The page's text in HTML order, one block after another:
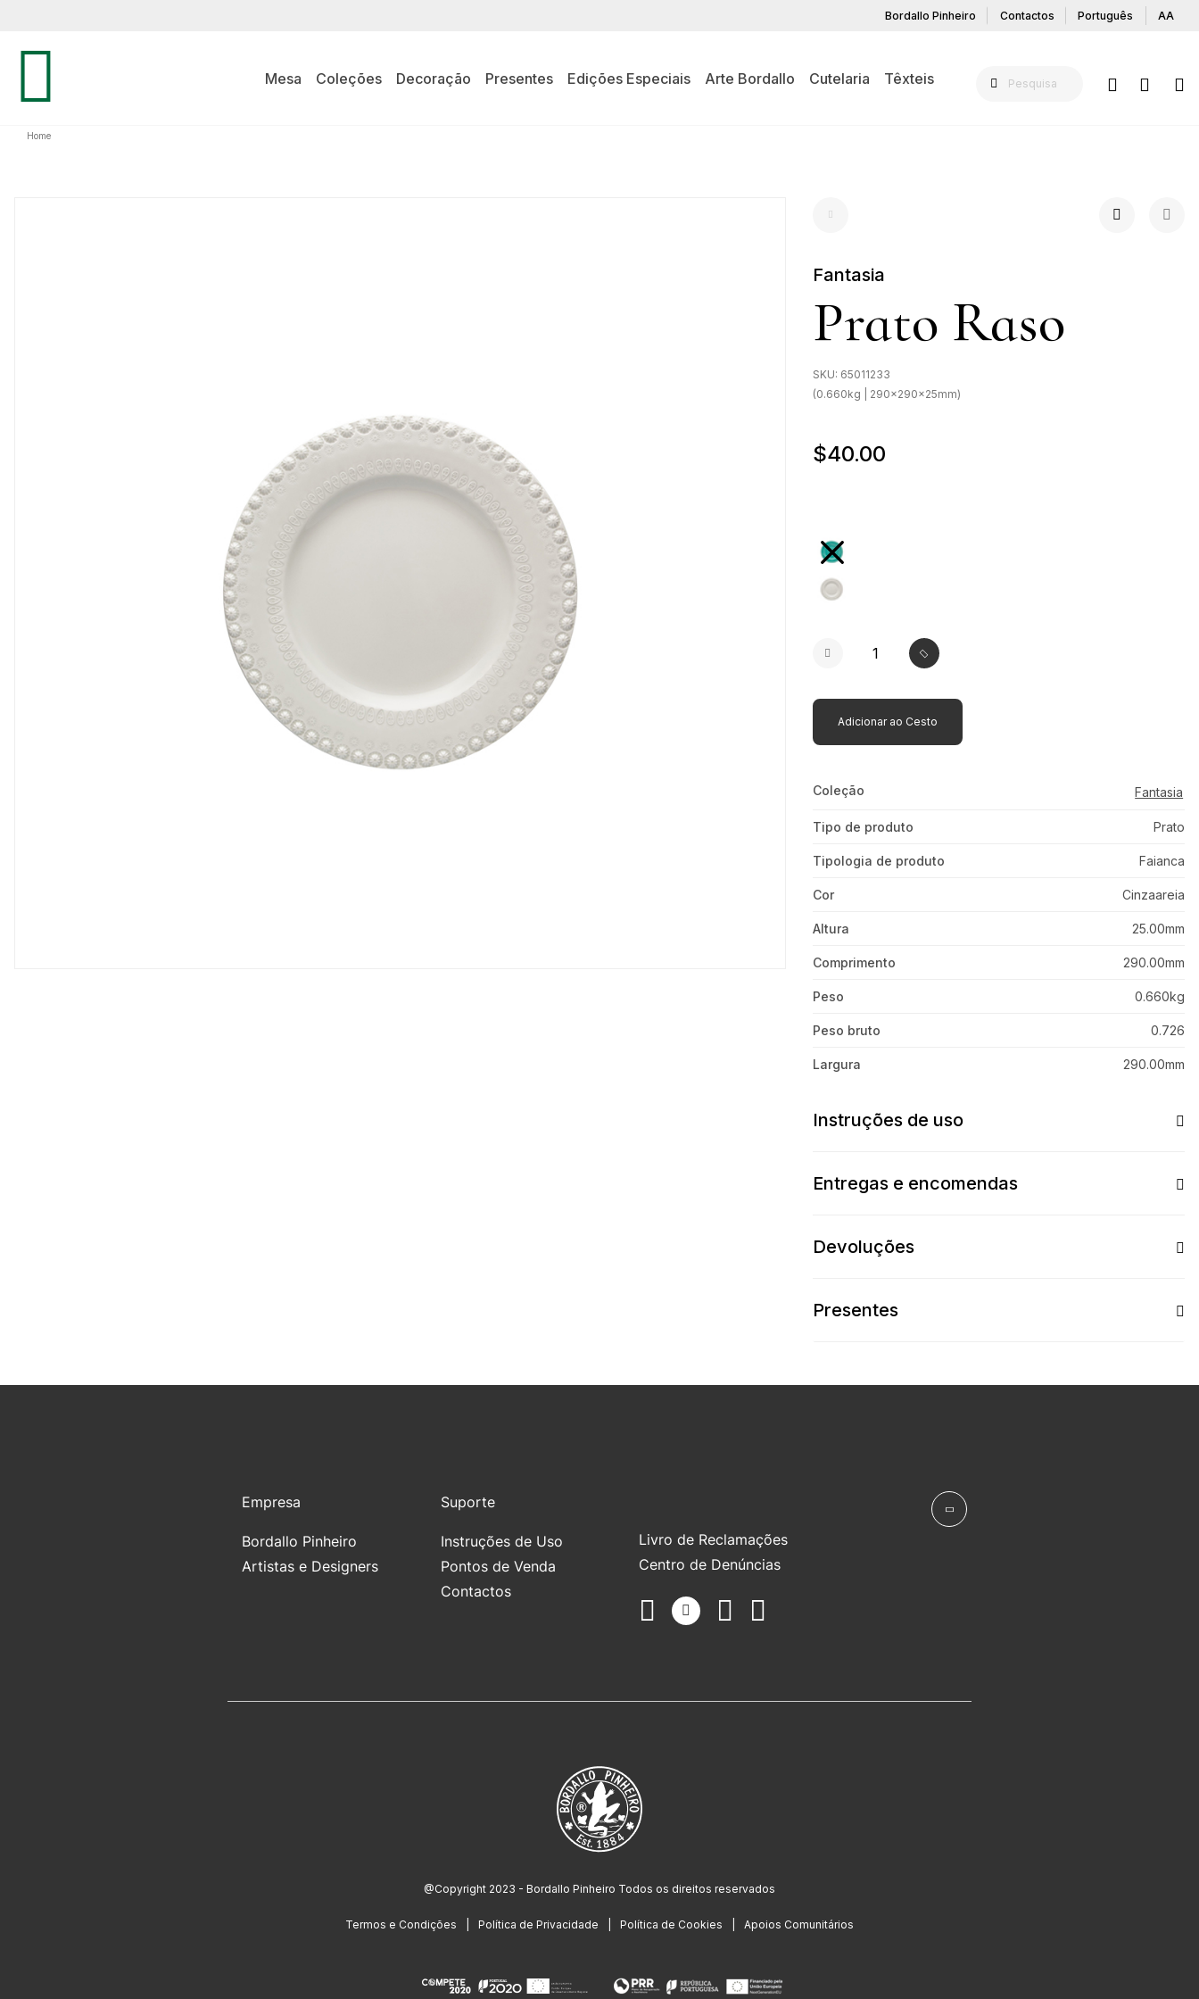
Bordallo Pinheiro Contactos Português AA
Mesa Coleções Decoração Presentes Edições Especiais Arte Bordallo Cutelaria Têxteis
Home
Fantasia
Prato Raso
SKU: 65011233
(0.660kg | 290x290x25mm)
$40.00
selected
Adicionar ao Cesto
Coleção Fantasia
Tipo de produto Prato
Tipologia de produto Faianca
Cor Cinzaareia
Altura 25.00mm
Comprimento 290.00mm
Peso 0.660kg
Peso bruto 0.726
Largura 290.00mm
Instruções de uso
Entregas e encomendas
Devoluções
Presentes
Empresa
Bordallo Pinheiro
Artistas e Designers
Suporte
Instruções de Uso
Pontos de Venda
Contactos
Livro de Reclamações
Centro de Denúncias
@Copyright 2023 - Bordallo Pinheiro Todos os direitos reservados
Termos e Condições Política de Privacidade Política de Cookies Apoios Comunitários